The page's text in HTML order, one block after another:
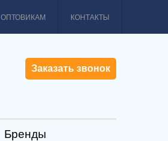
КОНТАКТЫ
ОПТОВИКАМ
Заказать звонок
Бренды